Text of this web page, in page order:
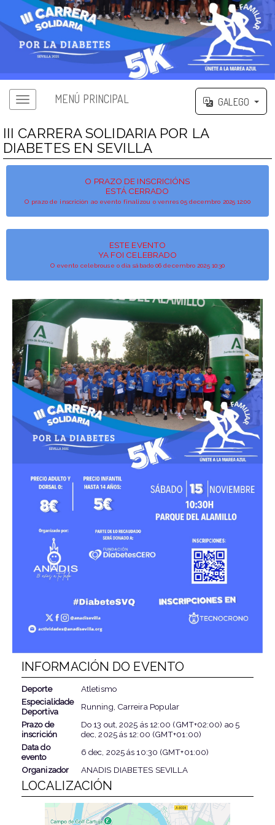
MENÚ PRINCIPAL GALEGO
III CARRERA SOLIDARIA POR LA
DIABETES EN SEVILLA
O PRAZO DE INSCRICIÓNS
ESTÁ CERRADO
O prazo de inscrición ao evento finalizou o venres 05 decembro 2025 12:00
ESTE EVENTO
YA FOI CELEBRADO
O evento celebrouse o día sábado 06 decembro 2025 10:30
INFORMACIÓN DO EVENTO
Deporte
Atletismo
Especialidade
Deportiva
Running, Carreira Popular
Prazo de
inscrición
Do13 out, 2025 ás12:00 (GMT+02:00) ao5
dec, 2025ás12:00 (GMT+01:00)
Data do
evento
6 dec, 2025ás10:30 (GMT+01:00)
Organizador
ANADIS DIABETES SEVILLA
LOCALIZACIÓN